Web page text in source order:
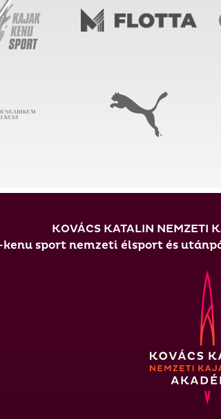
KOVÁCS KATALIN NEMZETI
sport nemzeti élsport és